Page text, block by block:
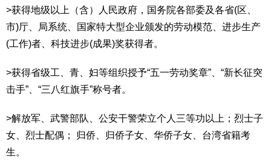
>获得地级以上（含）人民政府，国务院各部委及各省(区、
市)厅、局系统、国家特大型企业颁发的劳动模范、进步生产
(工作)者、科技进步(成果)奖获得者。
>获得省级工、青、妇等组织授予“五一劳动奖章”、“新长征突
击手”、“三八红旗手”称号者。
>解放军、武警部队、公安干警荣立个人三等功以上；烈士子
女、烈士配偶； 归侨、归侨子女、华侨子女、台湾省籍考
生。